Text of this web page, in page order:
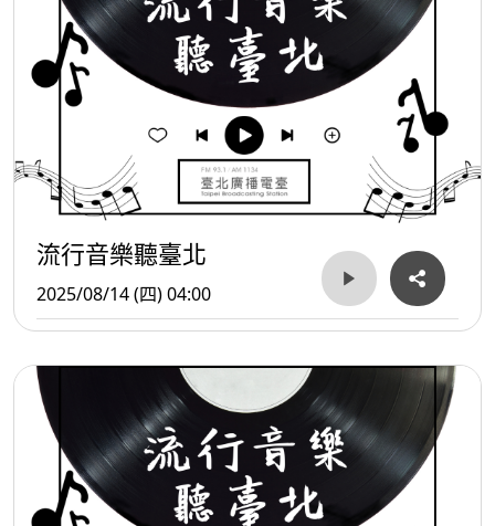
流行音樂聽臺北
2025/08/14 (四) 04:00